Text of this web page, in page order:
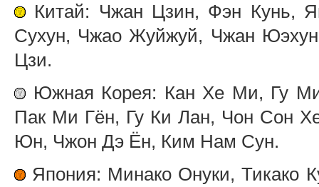
Китай: Чжан Цзин, Фэн Кунь,
Сухун, Чжао Жуйжуй, Чжан
Цзи.
Южная Корея: Кан Хе Ми, Гу
Пак Ми Гён, Гу Ки Лан, Чон Сон
Юн, Чжон Дэ Ён, Ким Нам Сун.
Япония: Минако Онуки, Тикако